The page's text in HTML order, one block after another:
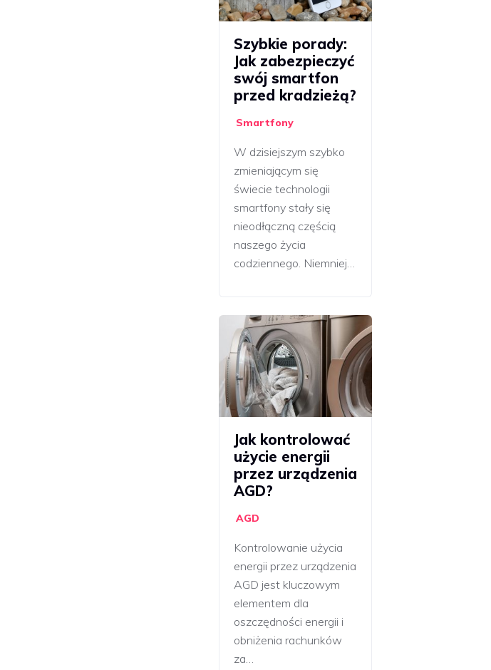
Szybkie porady:
Jak zabezpieczyć
swój smartfon
przed kradzieżą?
Smartfony
W dzisiejszym szybko
zmieniającym się
świecie technologii
smartfony stały się
nieodłączną częścią
naszego życia
codziennego. Niemniej…
Jak kontrolować
użycie energii
przez urządzenia
AGD?
AGD
Kontrolowanie użycia
energii przez urządzenia
AGD jest kluczowym
elementem dla
oszczędności energii i
obniżenia rachunków
za…